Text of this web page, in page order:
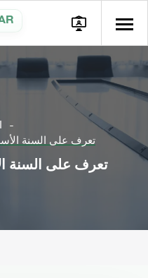
تعرف على السنة
تعرف على السنة